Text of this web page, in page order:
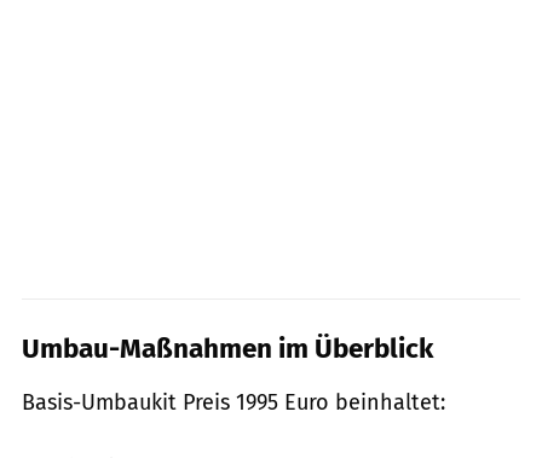
Umbau-Maßnahmen im Überblick
Basis-Umbaukit Preis 1995 Euro beinhaltet: